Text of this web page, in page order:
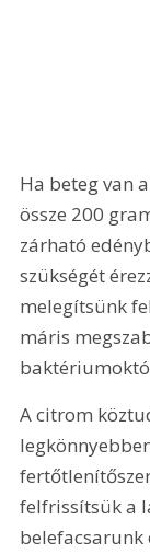
Ha beteg van
össze 200
zárható
szükségét
melegítsünk
máris
A citrom
felfrissítsük a
belefacsarunk